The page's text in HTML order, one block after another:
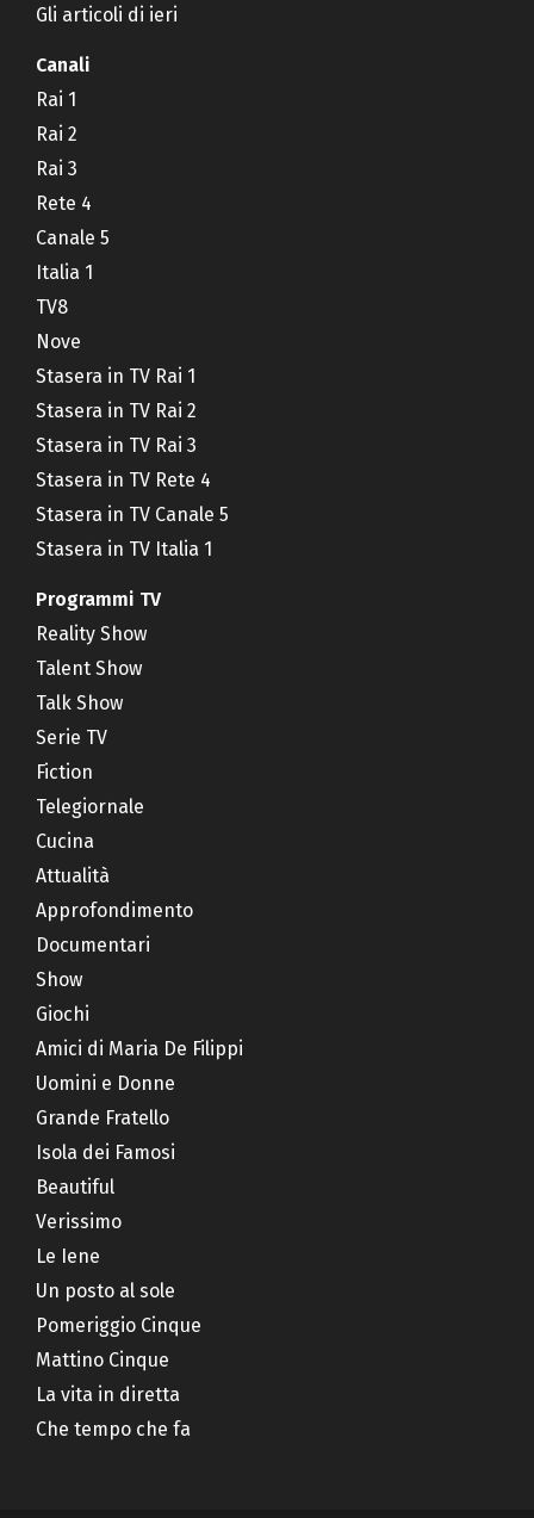
Gli articoli di ieri
Canali
Rai 1
Rai 2
Rai 3
Rete 4
Canale 5
Italia 1
TV8
Nove
Stasera in TV Rai 1
Stasera in TV Rai 2
Stasera in TV Rai 3
Stasera in TV Rete 4
Stasera in TV Canale 5
Stasera in TV Italia 1
Programmi TV
Reality Show
Talent Show
Talk Show
Serie TV
Fiction
Telegiornale
Cucina
Attualità
Approfondimento
Documentari
Show
Giochi
Amici di Maria De Filippi
Uomini e Donne
Grande Fratello
Isola dei Famosi
Beautiful
Verissimo
Le Iene
Un posto al sole
Pomeriggio Cinque
Mattino Cinque
La vita in diretta
Che tempo che fa